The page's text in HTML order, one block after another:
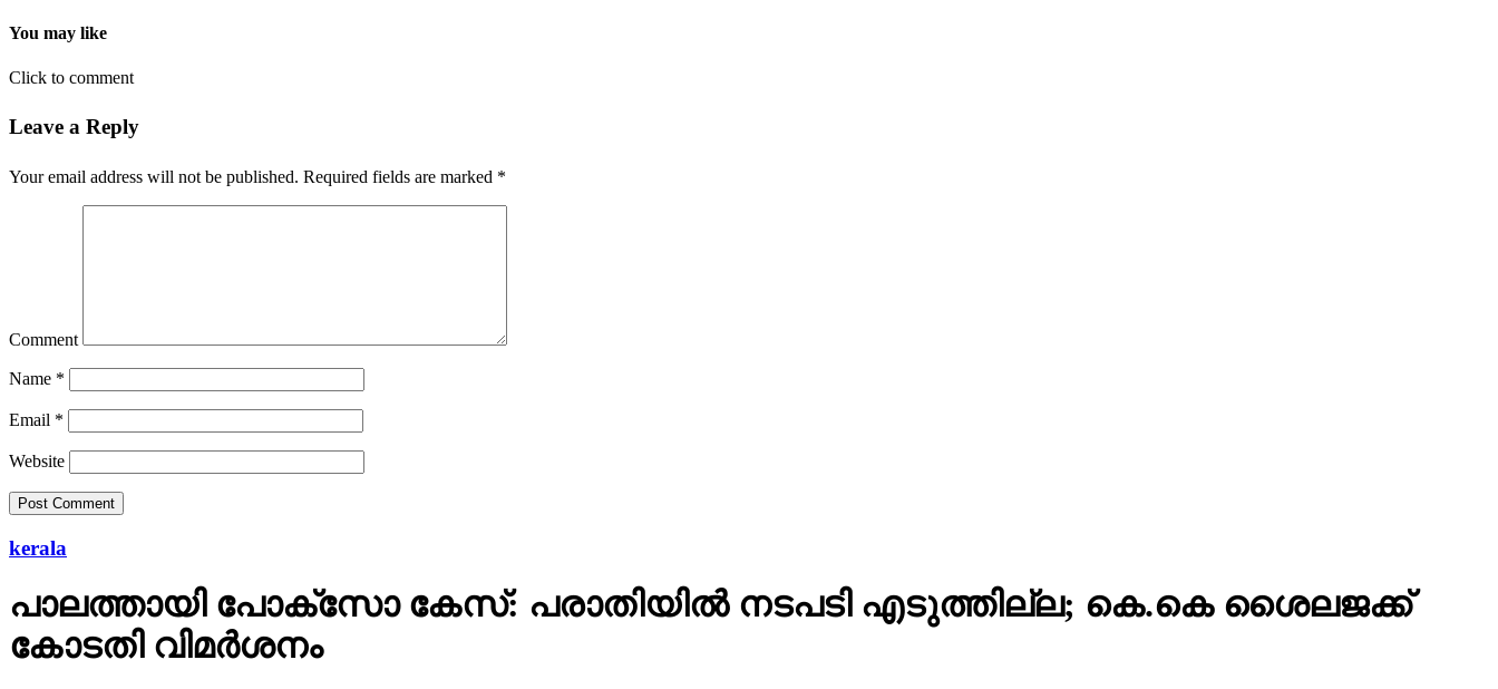
You may like
Click to comment
Leave a Reply
Your email address will not be published. Required fields are marked *
Comment
Name *
Email *
Website
kerala
പാലത്തായി പോക്സോ കേസ്: പരാതിയില്‍ നടപടി എടുത്തില്ല; കെ.കെ ശൈലജക്ക്
കോടതി വിമര്‍ശനം